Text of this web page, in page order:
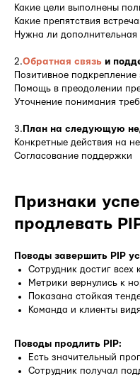
Какие цели выполнены
Какие препятствия
Нужна ли
2.Обратная связь и
Позитивное подкрепление
Помощь в преодолении
Уточнение понимания
3. План на следующую
Конкретные действия на
Согласование поддержки
Признаки
продлевать
Поводы завершить PIP
Сотрудник достиг всех
Метрики вернулись к
Показана стойкая
Команда и клиенты
Поводы продлить PIP:
Есть значительный
Сотрудник получал